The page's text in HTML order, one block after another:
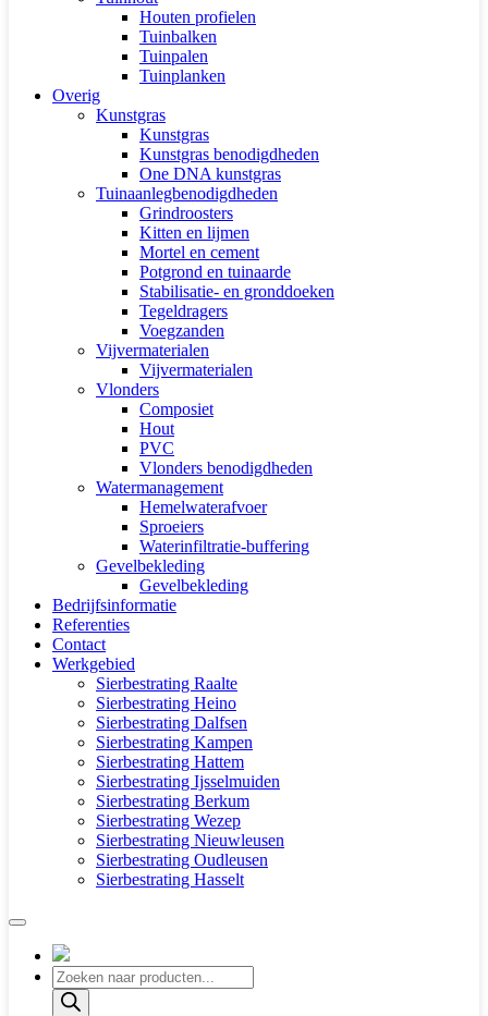
Houten profielen
Tuinbalken
Tuinpalen
Tuinplanken
Overig
Kunstgras
Kunstgras
Kunstgras benodigdheden
One DNA kunstgras
Tuinaanlegbenodigdheden
Grindroosters
Kitten en lijmen
Mortel en cement
Potgrond en tuinaarde
Stabilisatie- en gronddoeken
Tegeldragers
Voegzanden
Vijvermaterialen
Vijvermaterialen
Vlonders
Composiet
Hout
PVC
Vlonders benodigdheden
Watermanagement
Hemelwaterafvoer
Sproeiers
Waterinfiltratie-buffering
Gevelbekleding
Gevelbekleding
Bedrijfsinformatie
Referenties
Contact
Werkgebied
Sierbestrating Raalte
Sierbestrating Heino
Sierbestrating Dalfsen
Sierbestrating Kampen
Sierbestrating Hattem
Sierbestrating Ijsselmuiden
Sierbestrating Berkum
Sierbestrating Wezep
Sierbestrating Nieuwleusen
Sierbestrating Oudleusen
Sierbestrating Hasselt
Producten
zoeken